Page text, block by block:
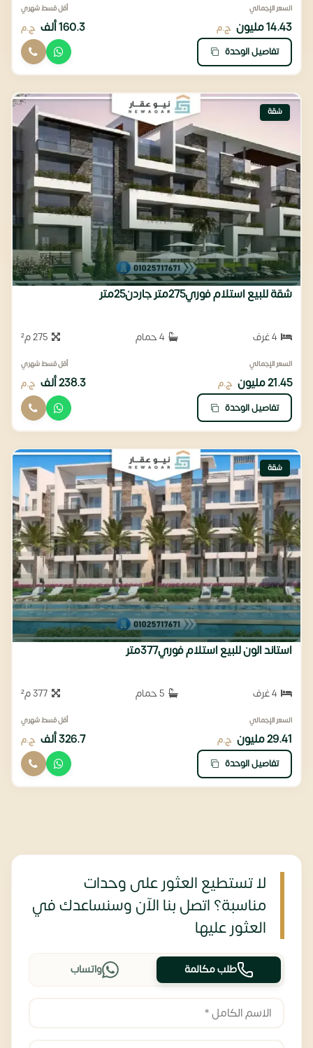
السعر الإجمالي
14.43 مليون ج.م
أقل قسط شهري
160.3 ألف ج.م
تفاصيل الوحدة
شقة
شقة للبيع استلام فوري275متر جاردن25متر
4 حمام 275 م²
السعر الإجمالي
21.45 مليون ج.م
أقل قسط شهري
238.3 ألف ج.م
تفاصيل الوحدة
شقة
استاند الون للبيع استلام فوري377متر
5 حمام 377 م²
السعر الإجمالي
29.41 مليون ج.م
أقل قسط شهري
326.7 ألف ج.م
تفاصيل الوحدة
لا تستطيع العثور على وحدات
مناسبة؟ اتصل بنا الآن وسنساعدك في
العثور عليها
طلب مكالمة واتساب